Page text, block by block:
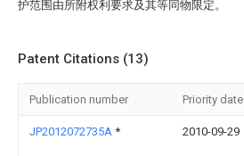
护范围由所附权利要求及其等同物限定。
Patent Citations (13)
Publication number Priority date
JP2012072735A * 2010-09-29